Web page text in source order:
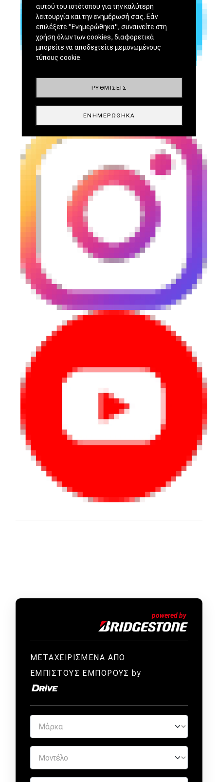
ΜΕΤΑΧΕΙΡΙΣΜΕΝΑ ΑΠΟ
ΕΜΠΙΣΤΟΥΣ ΕΜΠΟΡΟΥΣ by
αυτού του ιστότοπου για την καλύτερη
λειτουργία και την ενημέρωσή σας. Εάν
επιλέξετε "Ενημερώθηκα", συναινείτε στη
χρήση όλων των cookies, διαφορετικά
μπορείτε να αποδεχτείτε μεμονωμένους
τύπους cookie.
ΡΥΘΜΊΣΕΙΣ
ΕΝΗΜΕΡΏΘΗΚΑ